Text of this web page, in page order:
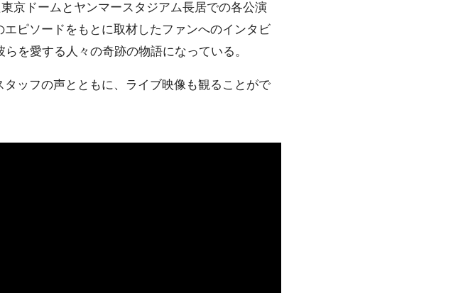
京ドームとヤンマースタジアム⻑居での各公演
ピソードをもとに取材したファンへのインタビ
を愛する人々の奇跡の物語になっている。
ッフの声とともに、ライブ映像も観ることがで